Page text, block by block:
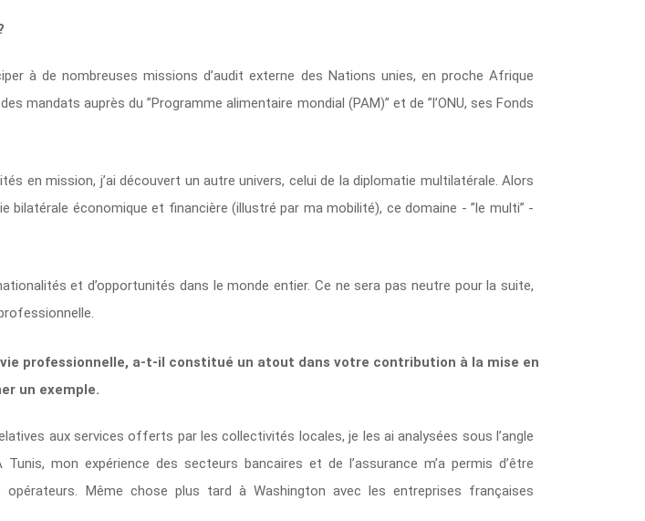
à de nombreuses missions d’audit externe des Nations unies, en proche Afrique
mandats auprès du ”Programme alimentaire mondial (PAM)” et de ”l’ONU, ses Fonds
en mission, j’ai découvert un autre univers, celui de la diplomatie multilatérale. Alors
bilatérale économique et financière (illustré par ma mobilité), ce domaine - ”le multi” -
et d’opportunités dans le monde entier. Ce ne sera pas neutre pour la suite,
professionnelle, a-t-il constitué un atout dans votre contribution à la mise en
un exemple.
aux services offerts par les collectivités locales, je les ai analysées sous l’angle
mon expérience des secteurs bancaires et de l’assurance m’a permis d’être
Même chose plus tard à Washington avec les entreprises françaises